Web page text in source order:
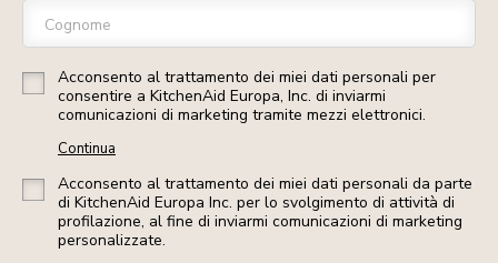
Cognome
Acconsento al trattamento dei miei dati personali per
consentire a KitchenAid Europa, Inc. di inviarmi
comunicazioni di marketing tramite mezzi elettronici.
Continua
Acconsento al trattamento dei miei dati personali da parte
di KitchenAid Europa Inc. per lo svolgimento di attività di
profilazione, al fine di inviarmi comunicazioni di marketing
personalizzate.